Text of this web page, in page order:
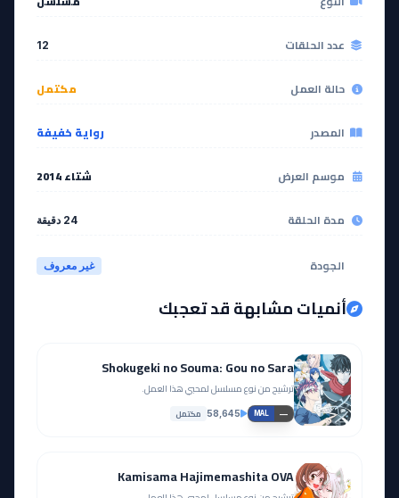
عدد الحلقات 12
حالة العمل مكتمل
المصدر رواية خفيفة
موسم العرض شتاء 2014
مدة الحلقة 24 دقيقة
الجودة غير معروف
أنميات مشابهة قد تعجبك
Shokugeki no Souma: Gou no Sara
ترشيح من نوع مسلسل لمحبي هذا العمل.
MAL —
58,645 مكتمل
Kamisama Hajimemashita OVA